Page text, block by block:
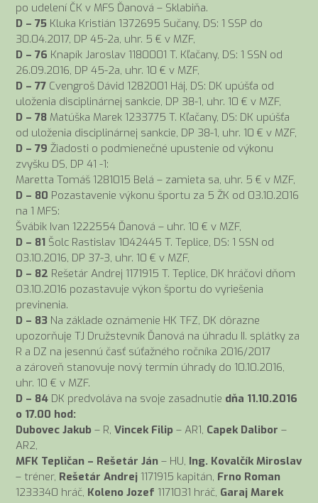
po udelení ČK v MFS Ďanová – Sklabiňa.
D – 75 Kluka Kristián 1372695 Sučany, DS: 1 SSP do
30.04.2017, DP 45-2a, uhr. 5 € v MZF,
D – 76 Knapík Jaroslav 1180001 T. Kľačany, DS: 1 SSN od
26.09.2016, DP 45-2a, uhr. 10 € v MZF,
D – 77 Cvengroš Dávid 1282001 Háj, DS: DK upúšťa od
uloženia disciplinárnej sankcie, DP 38-1, uhr. 10 € v MZF,
D – 78 Matúška Marek 1233775 T. Kľačany, DS: DK upúšťa
od uloženia disciplinárnej sankcie, DP 38-1, uhr. 10 € v MZF,
D – 79 Žiadosti o podmienečné upustenie od výkonu
zvyšku DS, DP 41 -1:
Maretta Tomáš 1281015 Belá – zamieta sa, uhr. 5 € v MZF,
D – 80 Pozastavenie výkonu športu za 5 ŽK od 03.10.2016
na 1 MFS:
Švábik Ivan 1222554 Ďanová – uhr. 10 € v MZF,
D – 81 Šolc Rastislav 1042445 T. Teplice, DS: 1 SSN od
03.10.2016, DP 37-3, uhr. 10 € v MZF,
D – 82 Rešetár Andrej 1171915 T. Teplice, DK hráčovi dňom
03.10.2016 pozastavuje výkon športu do vyriešenia
previnenia.
D – 83 Na základe oznámenie HK TFZ, DK dôrazne
upozorňuje TJ Družstevník Ďanová na úhradu II. splátky za
R a DZ na jesennú časť súťažného ročníka 2016/2017
a zároveň stanovuje nový termín úhrady do 10.10.2016,
uhr. 10 € v MZF.
D – 84 DK predvoláva na svoje zasadnutie dňa 11.10.2016
o 17.00 hod:
Dubovec Jakub – R, Vincek Filip – AR1, Capek Dalibor –
AR2,
MFK Tepličan – Rešetár Ján – HU, Ing. Kovalčík Miroslav
– tréner, Rešetár Andrej 1171915 kapitán, Frno Roman
1233340 hráč, Koleno Jozef 1171031 hráč, Garaj Marek